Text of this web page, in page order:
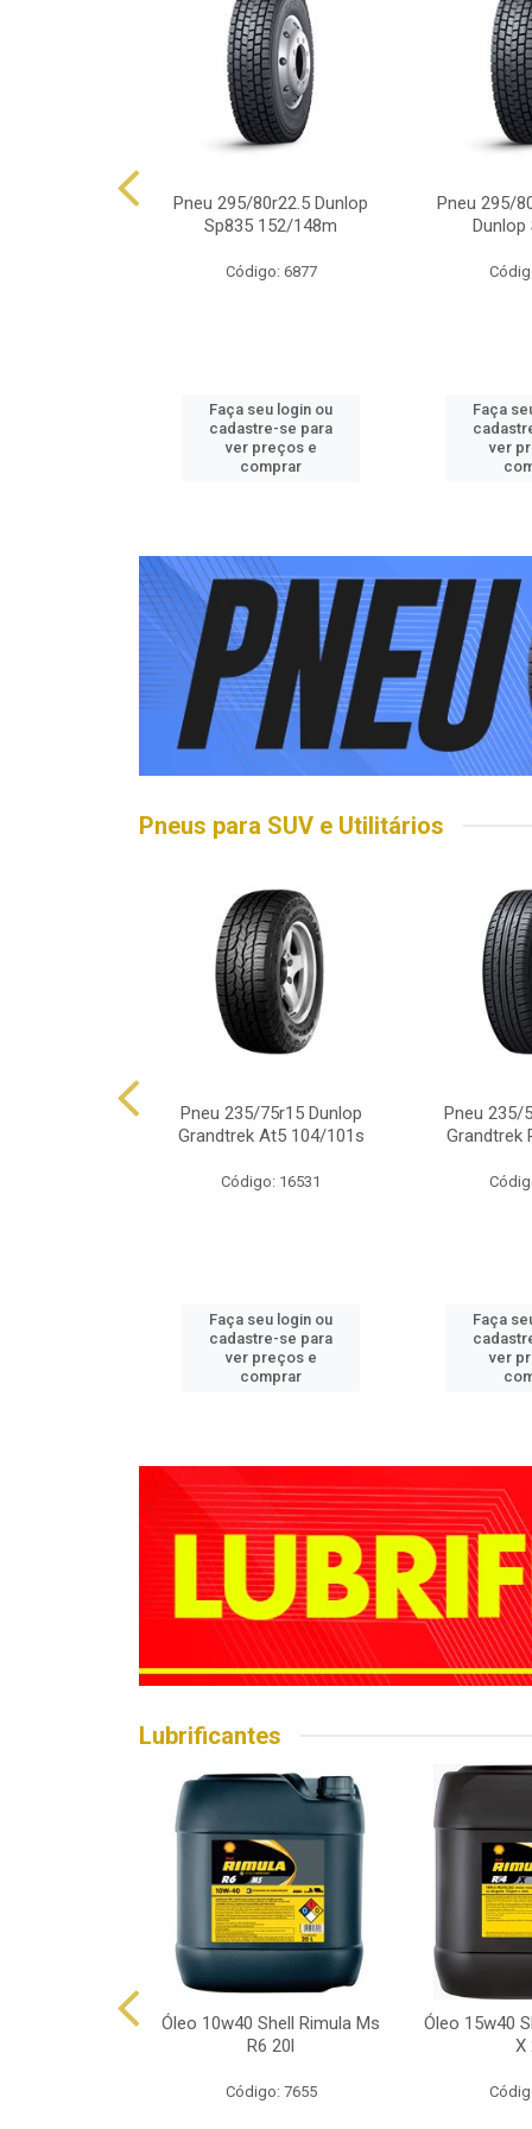
Pneu 295/80r22.5 Dunlop
Sp835 152/148m
Código: 6877
Faça seu login ou
cadastre-se para
ver preços e
comprar
Pneu 295/
Dunlop
Faça
ver
Pneus para SUV e Utilitários
Pneu 235/75r15 Dunlop
Grandtrek At5 104/101s
Código: 16531
Faça seu login ou
cadastre-se para
ver preços e
comprar
Pneu 235/
Grandtrek
Faça
ver
Lubrificantes
Óleo 10w40 Shell Rimula Ms
R6 20l
Código: 7655
Óleo 15w40
X